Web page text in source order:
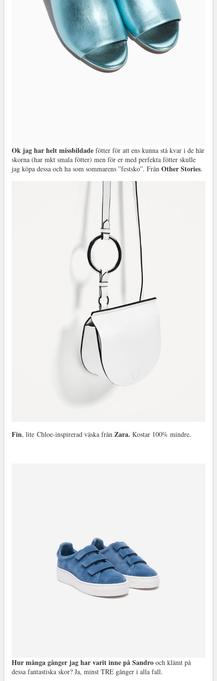
Ok jag har helt missbildadefötter för att ens kunna stå kvar i de här
skorna (har mkt smala fötter) men för er med perfekta fötter skulle
jag köpa dessa och ha som sommarens ”festsko”. FrånOther Stories.
Fin, lite Chloe-inspirerad väska från Zara. Kostar 100% mindre.
Hur många gånger jag har varit inne på Sandrooch klämt på
dessa fantastiska skor? Ja, minst TRE gånger i alla fall.